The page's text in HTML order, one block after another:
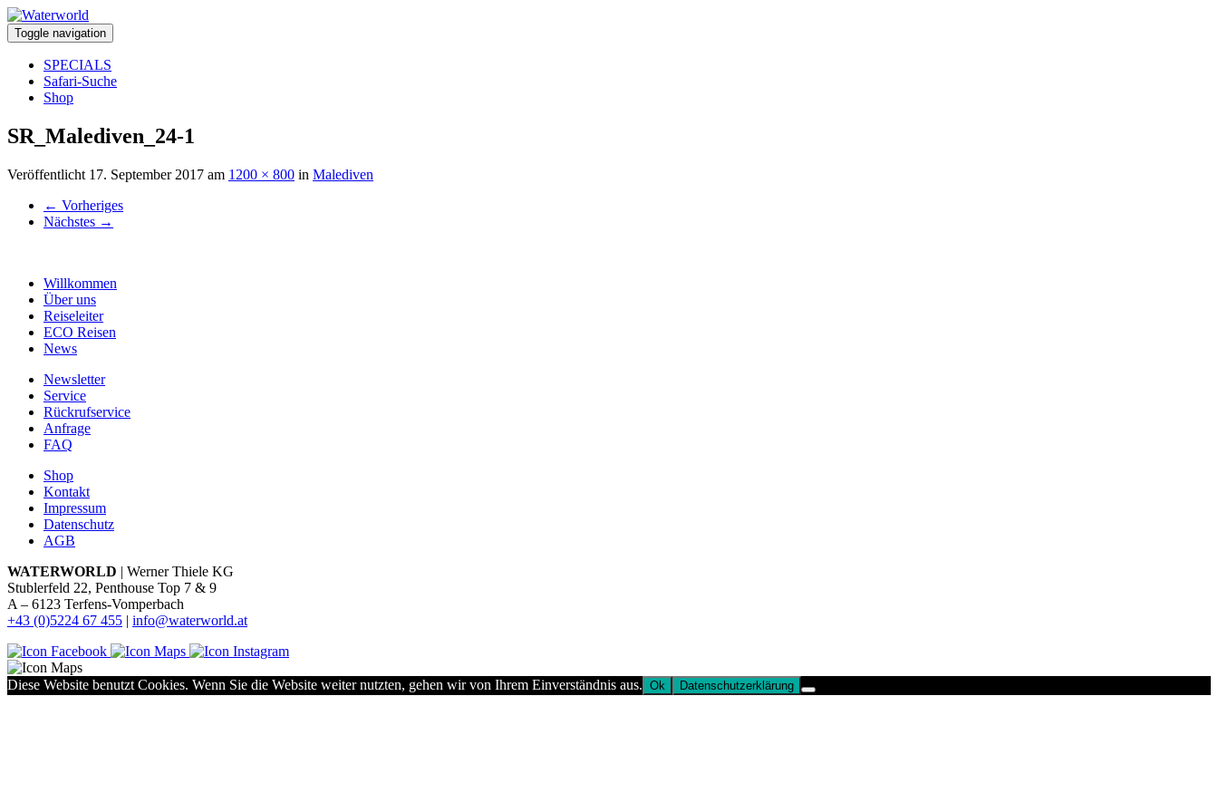
Toggle navigation
SPECIALS
Safari-Suche
Shop
SR_Malediven_24-1
Veröffentlicht 17. September 2017 am 1200 × 800 in Malediven
← Vorheriges
Nächstes →
Willkommen
Über uns
Reiseleiter
ECO Reisen
News
Newsletter
Service
Rückrufservice
Anfrage
FAQ
Shop
Kontakt
Impressum
Datenschutz
AGB
WATERWORLD | Werner Thiele KG
Stublerfeld 22, Penthouse Top 7 & 9
A – 6123 Terfens-Vomperbach
+43 (0)5224 67 455 | info@waterworld.at
Diese Website benutzt Cookies. Wenn Sie die Website weiter nutzten, gehen wir von Ihrem Einverständnis aus. Ok Datenschutzerklärung